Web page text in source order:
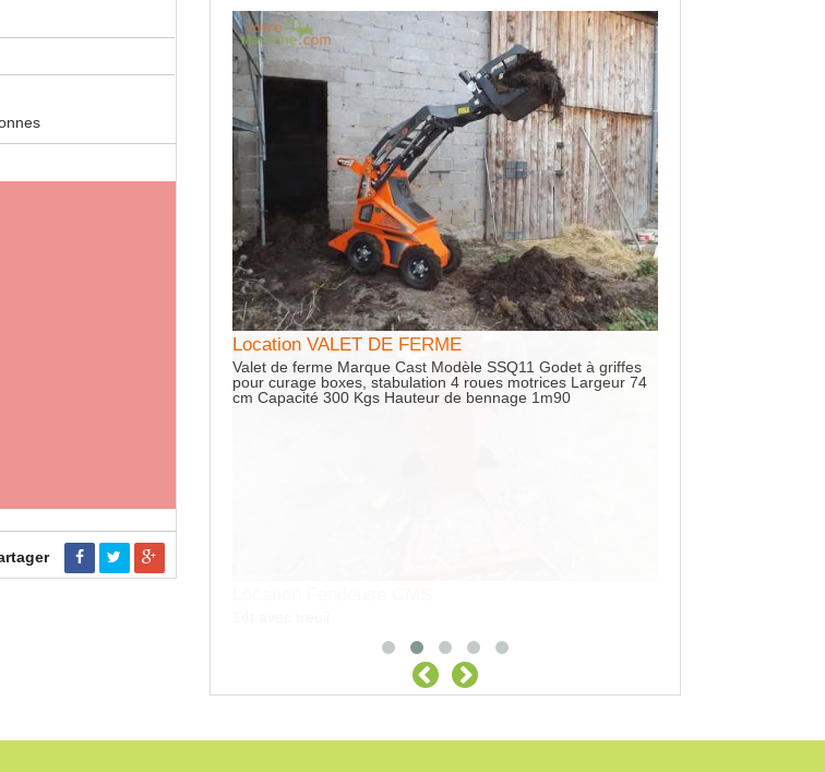
Location VALET DE FERME
Valet de ferme Marque Cast Modèle SSQ11 Godet à griffes
pour curage boxes, stabulation 4 roues motrices Largeur 74
cm Capacité 300 Kgs Hauteur de bennage 1m90